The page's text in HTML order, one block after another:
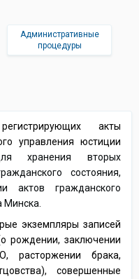
Административные
процедуры
акты
управления юстиции
хранения вторых
состояния,
актов гражданского
Минска.
экземпляры записей
рождении, заключении
расторжении брака,
совершенные